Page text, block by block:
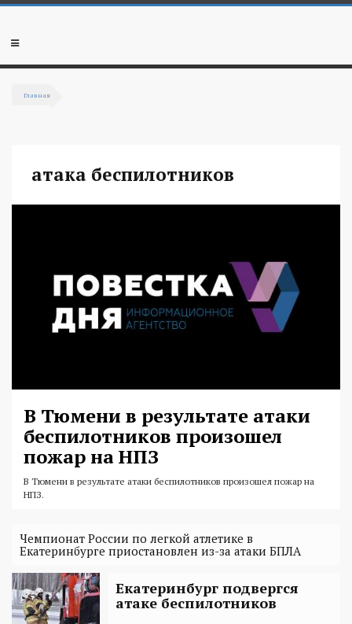
Перейти к основному содержанию
Мобильное
Главная
атака беспилотников
В Тюмени в результате атаки
беспилотников произошел
пожар на НПЗ
В Тюмени в результате атаки беспилотников произошел пожар на
НПЗ.
Чемпионат России по легкой атлетике в
Екатеринбурге приостановлен из-за атаки БПЛА
Екатеринбург подвергся
атаке беспилотников